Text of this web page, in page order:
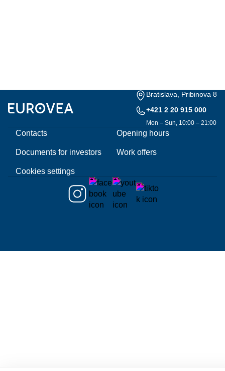
Bratislava, Pribinova 8
+421 2 20 915 000
Mon – Sun, 10:00 – 21:00
Contacts Opening hours
Documents for investors Work offers
Cookies settings